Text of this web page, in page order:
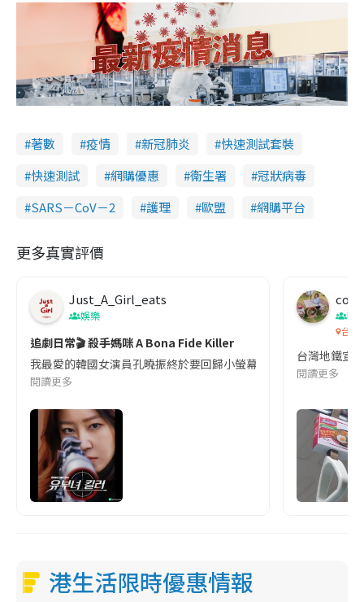
著數 疫情 新冠肺炎
快速測試套裝
快速測試
網購優惠 衞生署
冠狀病毒
SARS－CoV－2
護理 歐盟 網購平台
更多真實評價
Just_A_Girl_eats
娛樂
追劇日常🎬 殺手媽咪 A Bona Fide Killer
我最愛的韓國女演員孔曉振終於要回歸小螢幕啦!這次的劇本改編
閱讀更多
co
吹
台灣
台灣地鐵宣
閱讀更多
港生活限時優惠情報